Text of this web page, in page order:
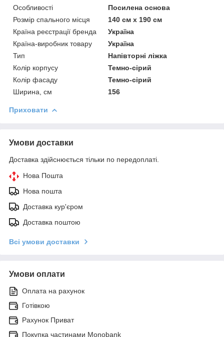
Особливості
Посилена основа
Розмір спального місця
140 см х 190 см
Країна реєстрації бренда
Україна
Країна-виробник товару
Україна
Тип
Напівторні ліжка
Колір корпусу
Темно-сірий
Колір фасаду
Темно-сірий
Ширина, см
156
Приховати
Умови доставки
Доставка здійснюється тільки по передоплаті.
Нова Пошта
Нова пошта
Доставка кур'єром
Доставка поштою
Всі умови доставки
Умови оплати
Оплата на рахунок
Готівкою
Рахунок Приват
Покупка частинами Monobank